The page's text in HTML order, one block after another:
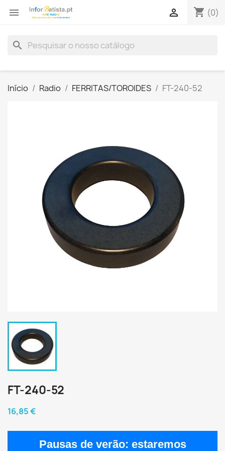
 shopping_cart (0)

search
Início Radio FERRITAS/TOROIDES FT-240-52
FT-240-52
16,85 €
Pausas de verão: estaremos